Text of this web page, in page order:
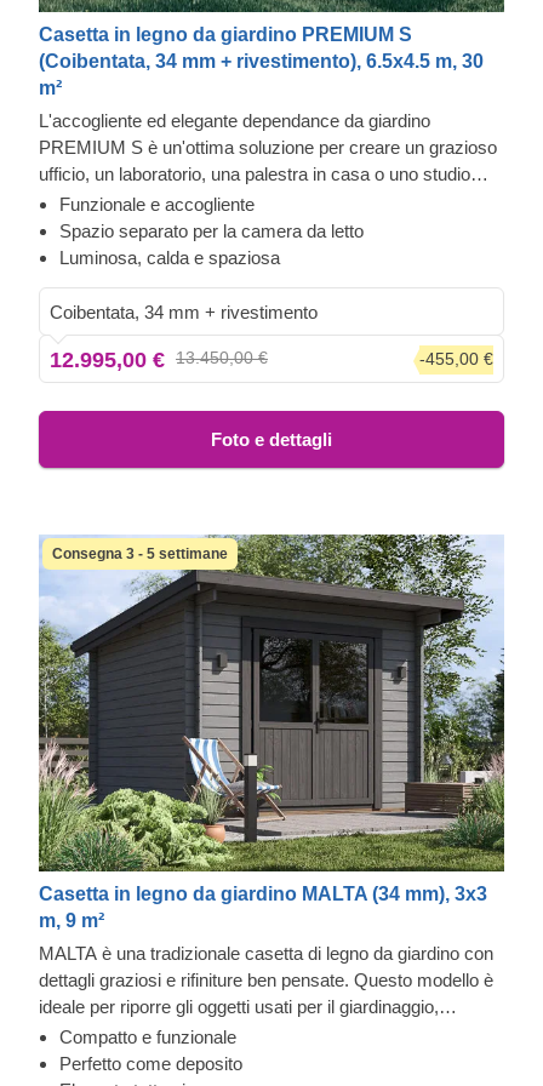
Casetta in legno da giardino PREMIUM S
(Coibentata, 34 mm + rivestimento), 6.5x4.5 m, 30
m²
L'accogliente ed elegante dependance da giardino
PREMIUM S è un'ottima soluzione per creare un grazioso
ufficio, un laboratorio, una palestra in casa o uno studio
d'arte. Grazie alle sue ampie finestre e porte, quasi a tutta
altezza, questa stanza da giardino è eccezionalmente
luminosa e moderna e dispone di una bella vista
modello potrebbe variare rispetto alla versione
standard. Alcuni accessori aggiuntivi, ad esempio,
potrebbero essere inclusi: facci sapere se desideri
ricevere maggiori informazioni.
Funzionale e accogliente
Spazio separato per la camera da letto
Luminosa, calda e spaziosa
Coibentata, 34 mm + rivestimento
12.995,00 € 13.450,00 € -455,00 €
Foto e dettagli
Consegna 3 - 5 settimane
Casetta in legno da giardino MALTA (34 mm), 3x3
m, 9 m²
MALTA è una tradizionale casetta di legno da giardino con
dettagli graziosi e rifiniture ben pensate. Questo modello è
ideale per riporre gli oggetti usati per il giardinaggio,
l'attrezzatura per gli allenamenti sportivi e qualsiasi altra
cosa tu voglia custodire al chiuso e prendere con facilità.
Compatto e funzionale
Perfetto come deposito